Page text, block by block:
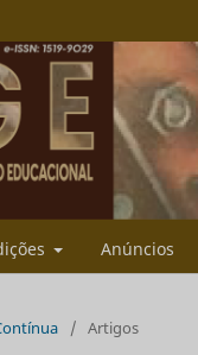
Anúncios
/ Artigos